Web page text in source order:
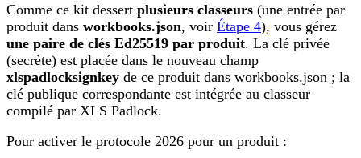
Comme ce kit dessert plusieurs classeurs (une entrée par
produit dans workbooks.json, voir Étape 4), vous gérez
une paire de clés Ed25519 par produit. La clé privée
(secrète) est placée dans le nouveau champ
xlspadlocksignkey de ce produit dans workbooks.json ; la
clé publique correspondante est intégrée au classeur
compilé par XLS Padlock.
Pour activer le protocole 2026 pour un produit :